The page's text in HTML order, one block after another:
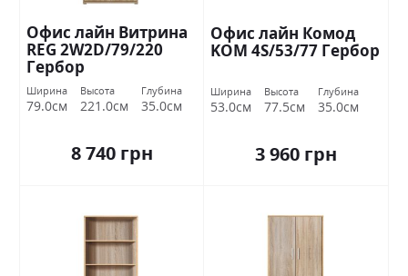
Офис лайн Витрина
REG 2W2D/79/220
Гербор
Ширина
79.0см
Высота
221.0см
Глубина
35.0см
8 740 грн
Офис лайн Комод
KOМ 4S/53/77 Гербор
Ширина
53.0см
Высота
77.5см
Глубина
35.0см
3 960 грн